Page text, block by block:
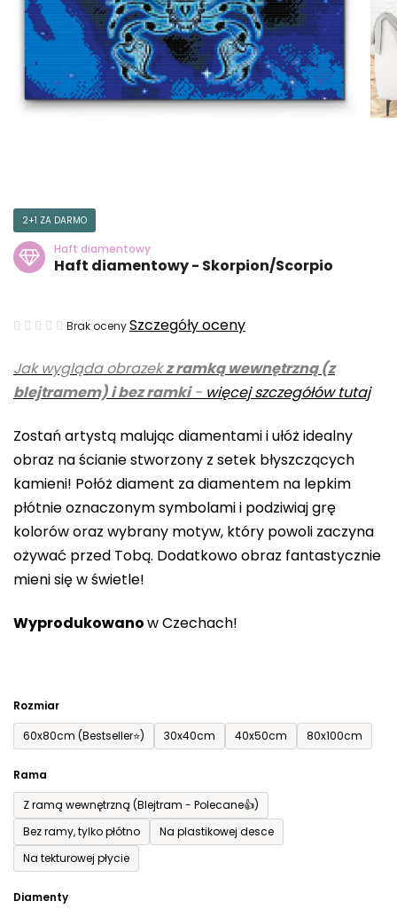
Jak wygląda obrazekz ramką wewnętrzną (z
blejtramem) i bez ramki- więcej szczegółów tutaj
Zostań artystą malując diamentami i ułóż idealny
obraz na ścianie stworzony z setek błyszczących
kamieni! Połóż diament za diamentem na lepkim
płótnie oznaczonym symbolami i podziwiaj grę
kolorów oraz wybrany motyw, który powoli zaczyna
ożywać przed Tobą. Dodatkowo obraz fantastycznie
mieni się w świetle!
Wyprodukowanow Czechach!
Rozmiar
60x80cm (Bestseller⭐)
30x40cm 40x50cm 80x100cm
Rama
Z ramą wewnętrzną (Blejtram - Polecane👍)
Bez ramy, tylko płótno
Na plastikowej desce
Na tekturowej płycie
Diamenty
2+1 ZA DARMO
Haft diamentowy
Haft diamentowy - Skorpion/Scorpio
Średnia
produktu
wynosi
na
5
gwiazdek.
Brak ocenySzczegóły oceny